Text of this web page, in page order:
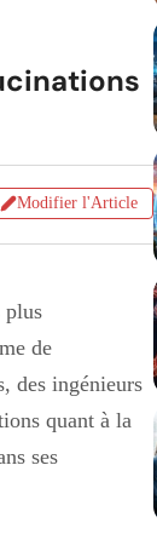
Modifier l'Article
plus
de
des ingénieurs
quant à la
ses